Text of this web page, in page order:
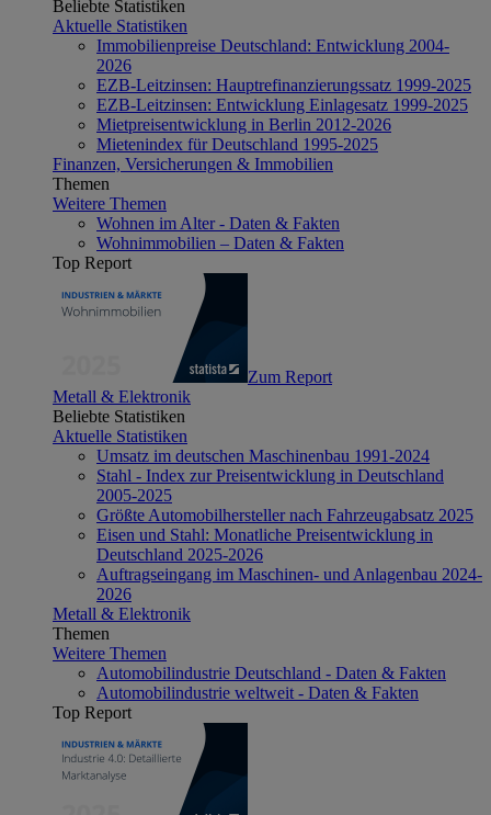
Beliebte Statistiken
Aktuelle Statistiken
Immobilienpreise Deutschland: Entwicklung 2004-
2026
EZB-Leitzinsen: Hauptrefinanzierungssatz 1999-2025
EZB-Leitzinsen: Entwicklung Einlagesatz 1999-2025
Mietpreisentwicklung in Berlin 2012-2026
Mietenindex für Deutschland 1995-2025
Finanzen, Versicherungen & Immobilien
Themen
Weitere Themen
Wohnen im Alter - Daten & Fakten
Wohnimmobilien – Daten & Fakten
Top Report
Zum Report
Metall & Elektronik
Beliebte Statistiken
Aktuelle Statistiken
Umsatz im deutschen Maschinenbau 1991-2024
Stahl - Index zur Preisentwicklung in Deutschland
2005-2025
Größte Automobilhersteller nach Fahrzeugabsatz 2025
Eisen und Stahl: Monatliche Preisentwicklung in
Deutschland 2025-2026
Auftragseingang im Maschinen- und Anlagenbau 2024-
2026
Metall & Elektronik
Themen
Weitere Themen
Automobilindustrie Deutschland - Daten & Fakten
Automobilindustrie weltweit - Daten & Fakten
Top Report